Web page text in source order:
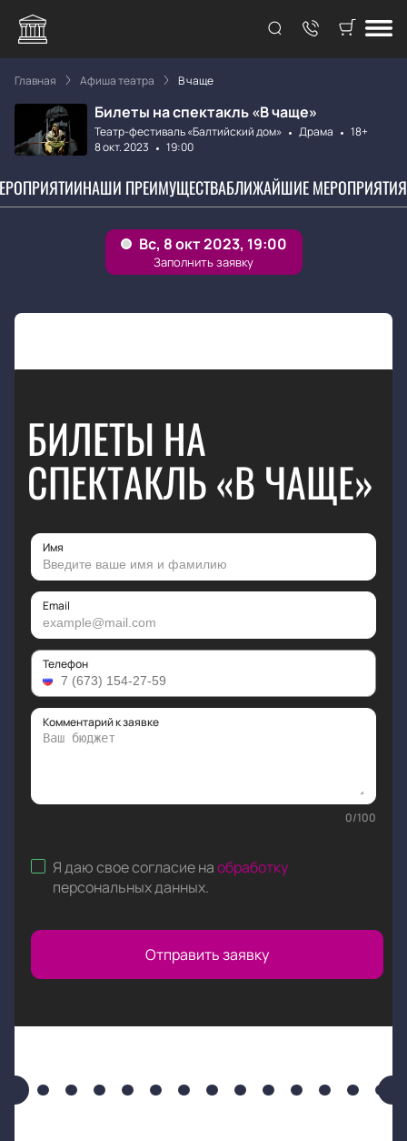
Главная Афиша театра В чаще
Билеты на спектакль «В чаще»
Театр-фестиваль «Балтийский дом» Драма
18+
8 окт. 2023
19:00
НАШИ ПРЕИМУЩЕСТВАБЛИЖАЙШИЕ МЕРОПРИЯТИЯ
БИЛЕТЫ НА
СПЕКТАКЛЬ «В ЧАЩЕ»
Имя
Email
Телефон
Комментарий к заявке
0/100
Я даю свое согласие наобработку
персональных данных.
Отправить заявку